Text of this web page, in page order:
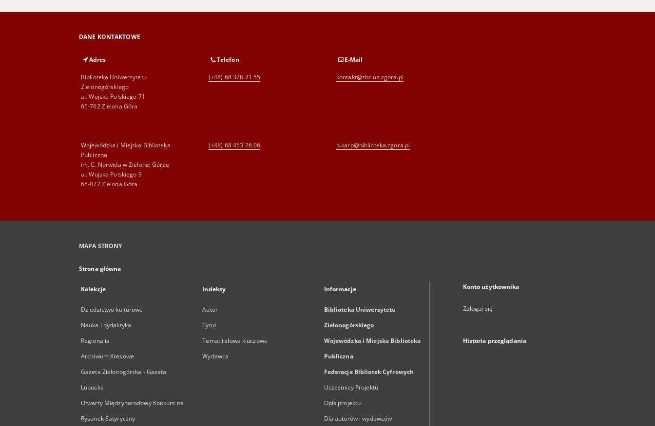
DANE KONTAKTOWE
Adres
Biblioteka Uniwersytetu
Zielonogórskiego
al. Wojska Polskiego 71
65-762 Zielona Góra
Telefon
(+48) 68 328 21 55
E-Mail
kontakt@zbc.uz.zgora.pl
Wojewódzka i Miejska Biblioteka
Publiczna
im. C. Norwida w Zielonej Górze
al. Wojska Polskiego 9
65-077 Zielona Góra
(+48) 68 453 26 06 p.karp@biblioteka.zgora.pl
MAPA STRONY
Strona główna
Kolekcje
Dziedzictwo kulturowe
Nauka i dydaktyka
Regionalia
Archiwum Kresowe
Gazeta Zielonogórska - Gazeta
Lubuska
Otwarty Międzynarodowy Konkurs na
Rysunek Satyryczny
Indeksy
Autor
Tytuł
Temat i słowa kluczowe
Wydawca
Informacje
Biblioteka Uniwersytetu
Zielonogórskiego
Wojewódzka i Miejska Biblioteka
Publiczna
Federacja Bibliotek Cyfrowych
Uczestnicy Projektu
Opis projektu
Dla autorów i wydawców
Konto użytkownika
Zaloguj się
Historia przeglądania